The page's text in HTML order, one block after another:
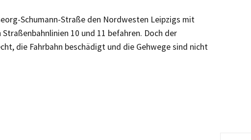
Schumann-Straße den Nordwesten Leipzigs mit
10 und 11 befahren. Doch der
die Fahrbahn beschädigt und die Gehwege sind nicht